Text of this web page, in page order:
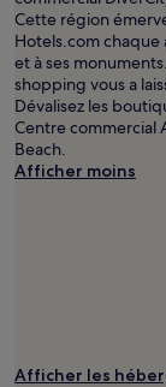
Cette région
Hotels.com chaque
et à ses
shopping vous a
Dévalisez les
Centre commercial
Beach.
Afficher moins
Afficher les